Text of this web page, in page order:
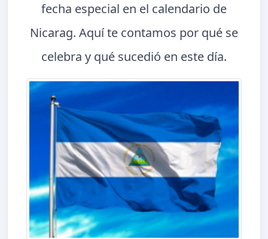
fecha especial en el calendario de
Nicarag. Aquí te contamos por qué se
celebra y qué sucedió en este día.